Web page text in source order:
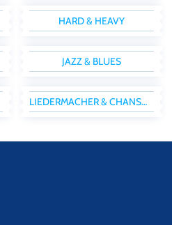
HARD & HEAVY
JAZZ & BLUES
LIEDERMACHER & CHANSON